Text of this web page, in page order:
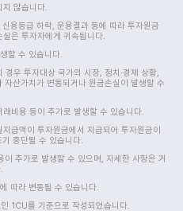
지 않습니다.
용등급 하락, 운용결과 등에 따라 투자원금
은 투자자에게 귀속됩니다.
할 수 있습니다.
우 투자대상 국가의 시장, 정치·경제 상황,
산가치가 변동되거나 원금손실이 발생할 수
비용 등이 추가로 발생할 수 있습니다.
급액이 투자원금에서 지급되어 투자원금이
중단될 수 있습니다.
추가로 발생할 수 있으며, 자세한 사항은 거
따라 변동될 수 있습니다.
1CU를 기준으로 작성되었습니다.